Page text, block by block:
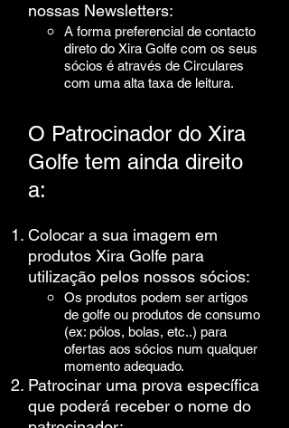
nossas Newsletters:
A forma preferencial de contacto
direto do Xira Golfe com os seus
sócios é através de Circulares
com uma alta taxa de leitura.​
O Patrocinador do Xira
Golfe tem ainda direito
a:
​Colocar a sua imagem em
produtos Xira Golfe para
utilização pelos nossos sócios:
Os produtos podem ser artigos
de golfe ou produtos de consumo
(ex: pólos, bolas, etc..) para
ofertas aos sócios num qualquer
momento adequado.
Patrocinar uma prova específica
que poderá receber o nome do